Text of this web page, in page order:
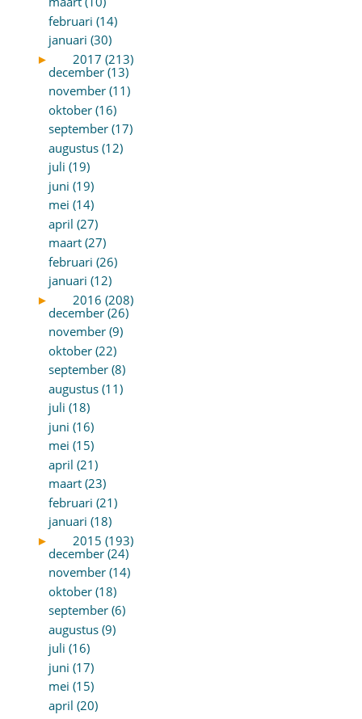
februari (14)
januari (30)
►
2017 (213)
december (13)
november (11)
oktober (16)
september (17)
augustus (12)
juli (19)
juni (19)
mei (14)
april (27)
maart (27)
februari (26)
januari (12)
►
2016 (208)
december (26)
november (9)
oktober (22)
september (8)
augustus (11)
juli (18)
juni (16)
mei (15)
april (21)
maart (23)
februari (21)
januari (18)
►
2015 (193)
december (24)
november (14)
oktober (18)
september (6)
augustus (9)
juli (16)
juni (17)
mei (15)
april (20)